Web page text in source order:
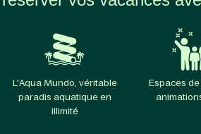
L'Aqua Mundo, véritable
paradis aquatique en
illimité
Espaces